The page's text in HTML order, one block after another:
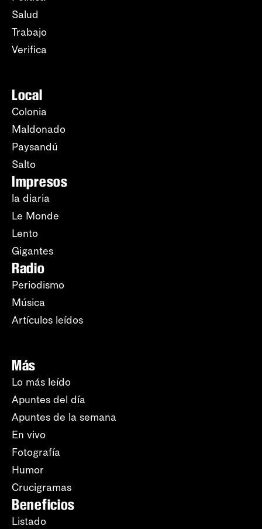
Salud
Trabajo
Verifica
Local
Colonia
Maldonado
Paysandú
Salto
Impresos
la diaria
Le Monde
Lento
Gigantes
Radio
Periodismo
Música
Artículos leídos
Más
Lo más leído
Apuntes del día
Apuntes de la semana
En vivo
Fotografía
Humor
Crucigramas
Beneficios
Listado